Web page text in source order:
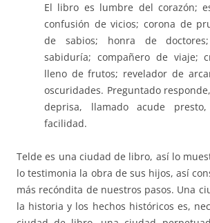
El libro es lumbre del corazón;
confusión de vicios; corona de
de sabios; honra de
sabiduría; compañero de viaje;
lleno de frutos; revelador de
oscuridades. Preguntado
deprisa, llamado acude
facilidad.
Telde es una ciudad de libro, así lo
lo testimonia la obra de sus hijos, así
más recóndita de nuestros pasos. Una
la historia y los hechos históricos es,